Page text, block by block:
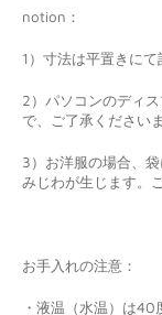
notion：
1）寸法は平置きに
2）パソコンのディ
で、ご了承くださいま
3）お洋服の場合、
みじわが生じます。
お手入れの注意：
・液温（水温）は